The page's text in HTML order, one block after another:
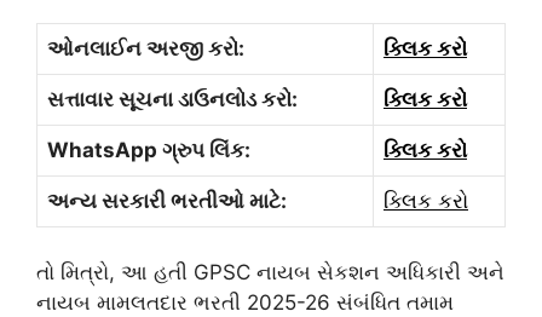
ઓનલાઈન અરજી કરો: ક્લિક કરો
સત્તાવાર સૂચના ડાઉનલોડ કરો: ક્લિક કરો
WhatsApp ગ્રુપ લિંક: ક્લિક કરો
અન્ય સરકારી ભરતીઓ માટે: ક્લિક કરો
તો મિત્રો, આ હતી GPSC નાયબ સેકશન અધિકારી અને
નાયબ મામલતદાર ભરતી 2025-26 સંબંધિત તમામ